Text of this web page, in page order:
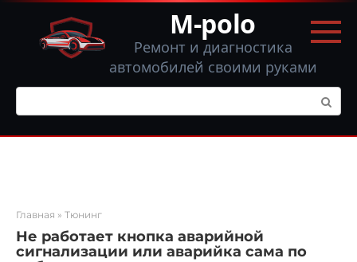
Перейти
контенту
M-polo
Ремонт и диагностика
автомобилей своими руками
Поиск:
Главная » Тюнинг
Не работает кнопка аварийной
сигнализации или аварийка сама по